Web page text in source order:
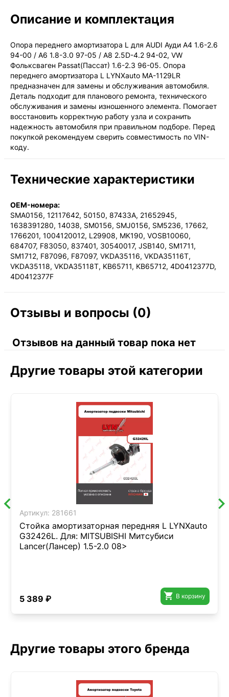
СДЭК — Курьер
1-3 дня, от 385 ₽
Описание и комплектация
Опора переднего амортизатора L для AUDI Ауди A4 1.6-2.6
94-00 / A6 1.8-3.0 97-05 / A8 2.5D-4.2 94-02, VW
Фольксваген Passat(Пассат) 1.6-2.3 96-05. Опора
переднего амортизатора L LYNXauto MA-1129LR
предназначен для замены и обслуживания автомобиля.
Деталь подходит для планового ремонта, технического
обслуживания и замены изношенного элемента. Помогает
восстановить корректную работу узла и сохранить
надежность автомобиля при правильном подборе. Перед
покупкой рекомендуем сверить совместимость по VIN-
коду.
Технические характеристики
OEM-номера:
SMA0156, 12117642, 50150, 87433A, 21652945,
1638391280, 14038, SM0156, SMJ0156, SM5236, 17662,
1766201, 1004120012, L29908, MK190, VOSB10060,
684707, F83050, 837401, 30540017, JSB140, SM1711,
SM1712, F87096, F87097, VKDA35116, VKDA35116T,
VKDA35118, VKDA35118T, KB65711, KB65712, 4D0412377D,
4D0412377F
Отзывы и вопросы (0)
Отзывов на данный товар пока нет
Другие товары этой категории
Артикул: 281661
Стойка амортизаторная передняя L LYNXauto
G32426L. Для: MITSUBISHI Митсубиси
Lancer(Лансер) 1.5-2.0 08>
5 389 ₽  В корзину
Другие товары этого бренда